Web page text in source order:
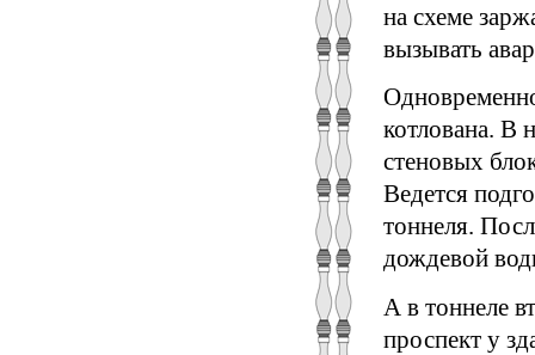
на схеме
вызывать
котлована. В
стеновых
Ведется
тоннеля.
дождевой
А в тоннеле
проспект у